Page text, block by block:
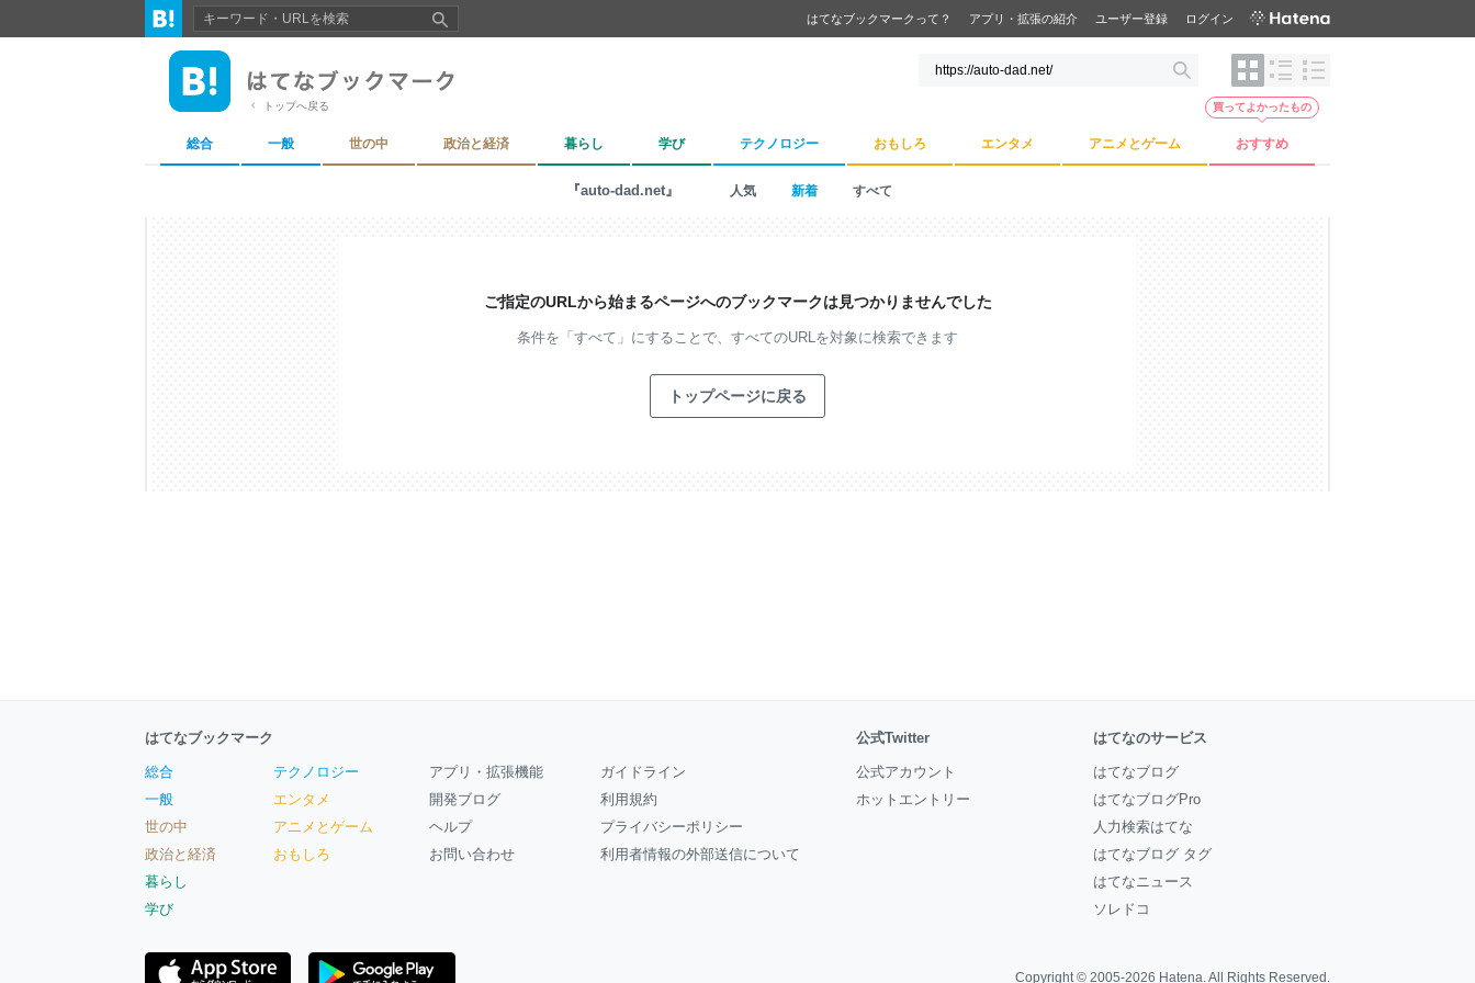
はてなブックマークって？ アプリ・拡張の紹介 ユーザー登録 ログイン
トップへ戻る
総合 一般 世の中 政治と経済 暮らし 学び テクノロジー おもしろ エンタメ アニメとゲーム おすすめ
買ってよかったもの
『auto-dad.net』 人気 新着 すべて
ご指定のURLから始まるページへのブックマークは見つかりませんでした
条件を「すべて」にすることで、 すべてのURLを対象に検索できます
トップページに戻る
はてなブックマーク
総合
一般
世の中
政治と経済
暮らし
学び
テクノロジー
エンタメ
アニメとゲーム
おもしろ
アプリ・拡張機能
開発ブログ
ヘルプ
お問い合わせ
ガイドライン
利用規約
プライバシーポリシー
利用者情報の外部送信について
公式Twitter
公式アカウント
ホットエントリー
はてなのサービス
はてなブログ
はてなブログPro
人力検索はてな
はてなブログ タグ
はてなニュース
ソレドコ
Copyright © 2005-2026 Hatena. All Rights Reserved.